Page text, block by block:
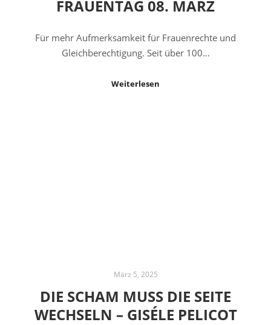
FRAUENTAG 08. MÄRZ
Für mehr Aufmerksamkeit für Frauenrechte und
Gleichberechtigung. Seit über 100…
Weiterlesen
März 5, 2025
DIE SCHAM MUSS DIE SEITE
WECHSELN – GISÉLE PELICOT